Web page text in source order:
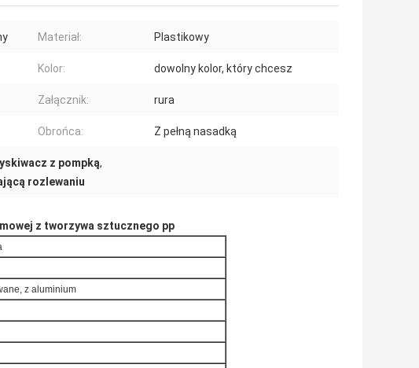
Materiał: Plastikowy
Kolor: dowolny kolor, który chcesz
Załącznik: rura
Obrońca: Z pełną nasadką
z pompką,
rozlewaniu
z tworzywa sztucznego pp
z aluminium